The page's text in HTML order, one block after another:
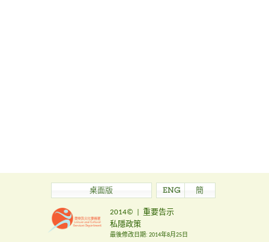
桌面版 ENG 簡
2014©
重要告示
私隱政策
最後修改日期: 2014年8月25日